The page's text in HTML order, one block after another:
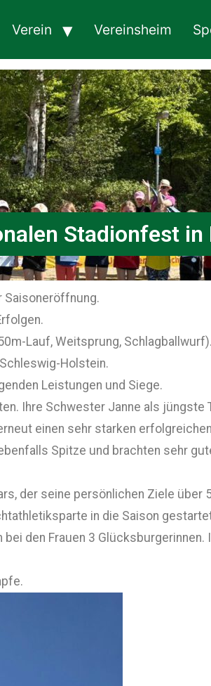
Verein Vereinsheim
Stadionfest in
Saisoneröffnung.
Lauf, Weitsprung, Schlagballwurf).
Holstein.
Leistungen und Siege.
Ihre Schwester Janne als jüngste
einen sehr starken
Spitze und brachten sehr
der seine persönlichen Ziele über
in die Saison
den Frauen 3 Glücksburgerinnen.